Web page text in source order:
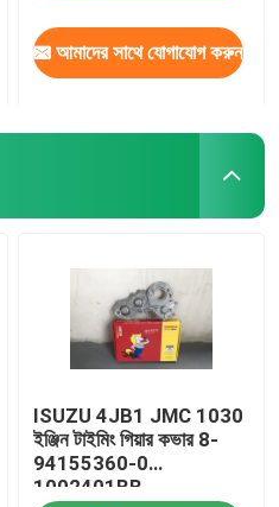
আমাদের সাথে যোগাযোগ করুন
ISUZU 4JB1 JMC 1030
ইঞ্জিন টাইমিং গিয়ার কভার 8-
94155360-0
1002401BB